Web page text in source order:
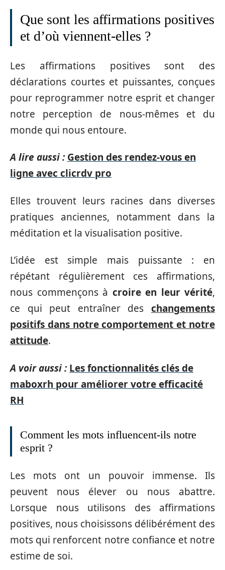
Que sont les affirmations positives
et d’où viennent-elles ?
Les affirmations positives sont des
déclarations courtes et puissantes, conçues
pour reprogrammer notre esprit et changer
notre perception de nous-mêmes et du
monde qui nous entoure.
A lire aussi : Gestion des rendez-vous en
ligne avec clicrdv pro
Elles trouvent leurs racines dans diverses
pratiques anciennes, notamment dans la
méditation et la visualisation positive.
L’idée est simple mais puissante : en
répétant régulièrement ces affirmations,
nous commençons à croire en leur vérité,
ce qui peut entraîner des changements
positifs dans notre comportement et notre
attitude.
A voir aussi : Les fonctionnalités clés de
maboxrh pour améliorer votre efficacité
RH
Comment les mots influencent-ils notre
esprit ?
Les mots ont un pouvoir immense. Ils
peuvent nous élever ou nous abattre.
Lorsque nous utilisons des affirmations
positives, nous choisissons délibérément des
mots qui renforcent notre confiance et notre
estime de soi.